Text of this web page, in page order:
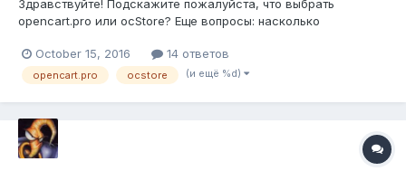
Здравствуйте! Подскажите пожалуйста, что выбрать
opencart.pro или ocStore? Еще вопросы: насколько
какой версии opencart-а он соответствует и как это узнать?
я купил шаблон Journal для opencart 2.0 он нормально встал
October 15, 2016 14 ответов
opencart.pro ocstore (и ещё %d)